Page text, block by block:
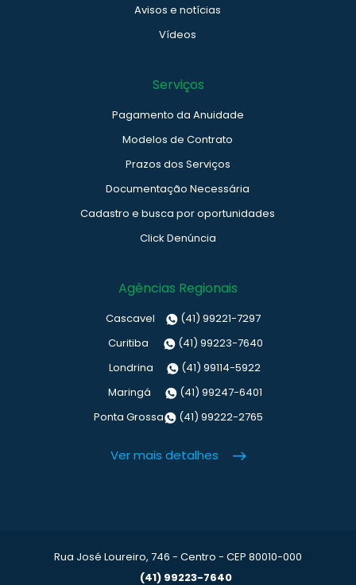
Avisos e notícias
Vídeos
Serviços
Pagamento da Anuidade
Modelos de Contrato
Prazos dos Serviços
Documentação Necessária
Cadastro e busca por oportunidades
Click Denúncia
Agências Regionais
Cascavel
(41) 99221-7297
Curitiba
(41) 99223-7640
Londrina
(41) 99114-5922
Maringá
(41) 99247-6401
Ponta Grossa
(41) 99222-2765
Ver mais detalhes
Rua José Loureiro, 746 - Centro - CEP 80010-000
(41) 99223-7640